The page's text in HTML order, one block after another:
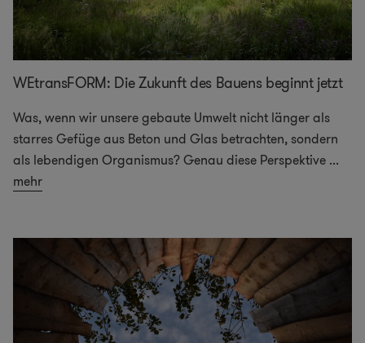
WEtransFORM: Die Zukunft des Bauens beginnt jetzt
Was, wenn wir unsere gebaute Umwelt nicht länger als
starres Gefüge aus Beton und Glas betrachten, sondern
als lebendigen Organismus? Genau diese Perspektive ...
mehr